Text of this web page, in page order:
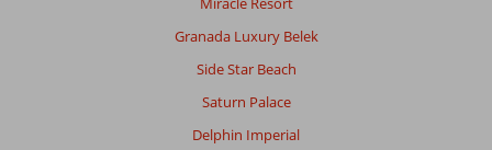
Granada Luxury Belek
Side Star Beach
Saturn Palace
Delphin Imperial